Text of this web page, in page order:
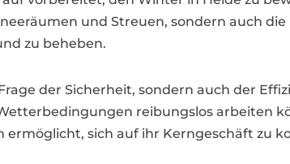
und Streuen, sondern auch
zu beheben.
der Sicherheit, sondern auch der
reibungslos arbeiten
ermöglicht, sich auf ihr Kerngeschäft zu